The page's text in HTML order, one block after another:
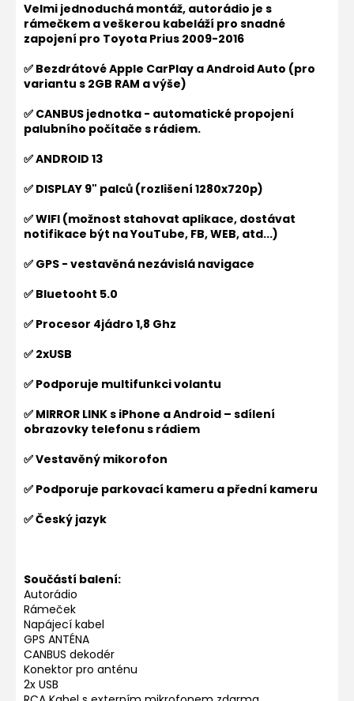
Velmi jednoduchá montáž, autorádio je s
rámečkem a veškerou kabeláží pro snadné
zapojení pro Toyota Prius 2009-2016
✅ Bezdrátové Apple CarPlay a Android Auto (pro
variantu s 2GB RAM a výše)
✅ CANBUS jednotka - automatické propojení
palubního počítače s rádiem.
✅ ANDROID 13
✅ DISPLAY 9" palců (rozlišení 1280x720p)
✅ WIFI (možnost stahovat aplikace, dostávat
notifikace být na YouTube, FB, WEB, atd...)
✅ GPS - vestavěná nezávislá navigace
✅ Bluetooht 5.0
✅ Procesor 4jádro 1,8 Ghz
✅ 2xUSB
✅ Podporuje multifunkci volantu
✅ MIRROR LINK s iPhone a Android – sdílení
obrazovky telefonu s rádiem
✅ Vestavěný mikorofon
✅ Podporuje parkovací kameru a přední kameru
✅ Český jazyk
Součástí balení:
Autorádio
Rámeček
Napájecí kabel
GPS ANTÉNA
CANBUS dekodér
Konektor pro anténu
2x USB